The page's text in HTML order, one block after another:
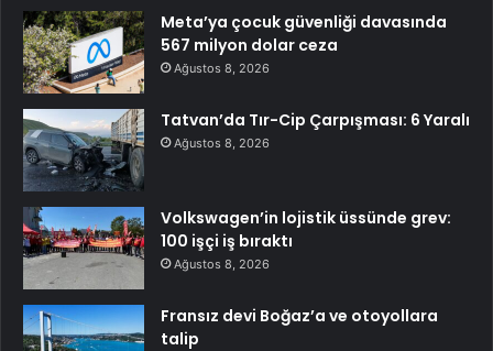
Meta’ya çocuk güvenliği davasında
567 milyon dolar ceza
Ağustos 8, 2026
Tatvan’da Tır-Cip Çarpışması: 6 Yaralı
Ağustos 8, 2026
Volkswagen’in lojistik üssünde grev:
100 işçi iş bıraktı
Ağustos 8, 2026
Fransız devi Boğaz’a ve otoyollara
talip